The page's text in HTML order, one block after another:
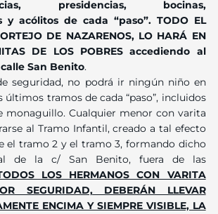
presidencias, bocinas,
y acólitos de cada “paso”. TODO EL
DE NAZARENOS, LO HARÁ EN
DE LOS POBRES accediendo al
San Benito.
seguridad, no podrá ir ningún niño en
últimos tramos de cada “paso”, incluidos
monaguillo. Cualquier menor con varita
al Tramo Infantil, creado a tal efecto
el tramo 2 y el tramo 3, formando dicho
de la c/ San Benito, fuera de las
LOS HERMANOS CON VARITA
SEGURIDAD, DEBERÁN LLEVAR
ENCIMA Y SIEMPRE VISIBLE, LA